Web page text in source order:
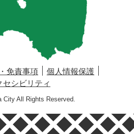
免責事項
個人情報保護
セシビリティ
All Rights Reserved.